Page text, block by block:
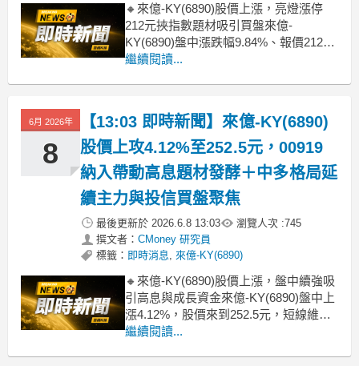
🔸來億-KY(6890)股價上漲，亮燈漲停
212元挾指數題材吸引買盤來億-
KY(6890)盤中漲跌幅9.84%、報價212
元，股價攻上漲停，短線買盤明顯迴
有關，指數聚焦高股利與動能個股，市
場預期後續將有指數化商品跟進配置，
帶出被動買
繼續閱讀...
6月 2026年
8
【13:03 即時新聞】來億-KY(6890)
股價上攻4.12%至252.5元，00919
納入帶動高息題材發酵＋中多格局延
續主力與投信買盤聚焦
最後更新於 2026.6.8 13:03 瀏覽人次 :745
撰文者： CMoney 研究員
標籤： 即時消息, 來億-KY(6890)
🔸來億-KY(6890)股價上漲，盤中續強吸
引高息與成長資金來億-KY(6890)盤中上
漲4.12%，股價來到252.5元，短線維持
強勢走高。此次攻高主因是被高人氣高
繼續閱讀...